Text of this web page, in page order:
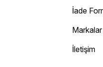
İade
Markalar
İletişim